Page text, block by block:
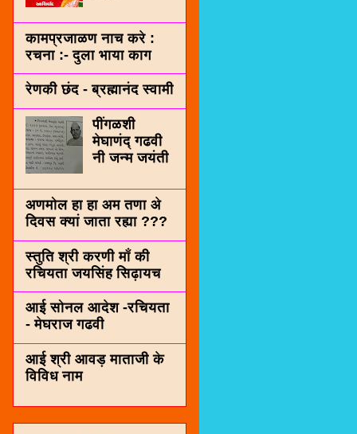
कामप्रजाळण नाच करे :
रचना :- दुला भाया काग
रेणकी छंद - ब्रह्मानंद स्वामी
पींगळशी
मेघाणंद् गढवी
नी जन्म जयंती
अणमोल हा हा अम तणा अे
दिवस क्यां जाता रह्या ???
स्तुति श्री करणी माँ की
रचियता जयसिंह सिढ़ायच
आई सोनल आदेश -रचियता
- मेघराज गढवी
आई श्री आवड़ माताजी के
विविध नाम